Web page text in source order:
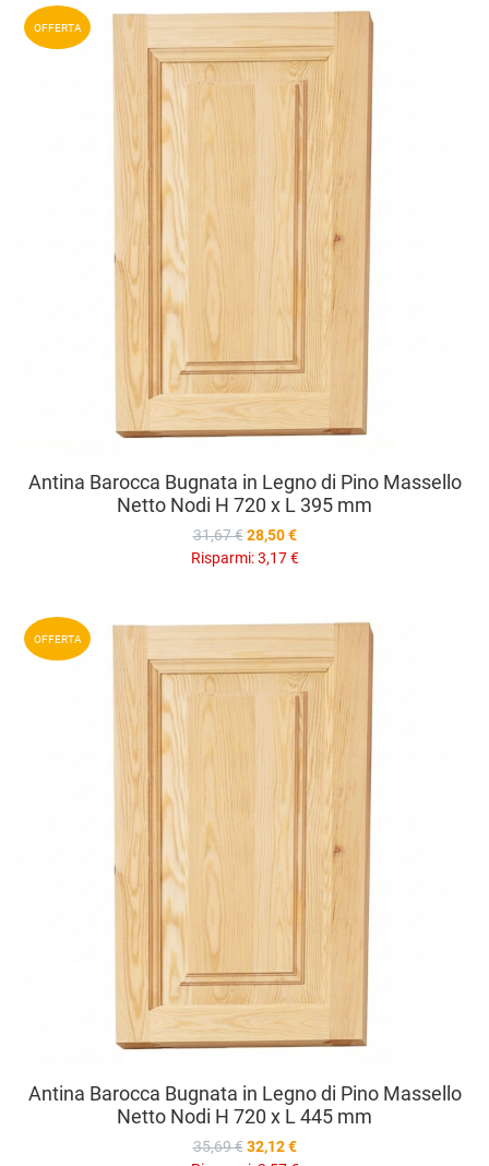
OFFERTA
Antina Barocca Bugnata in Legno di Pino Massello
Netto Nodi H 720 x L 395 mm
31,67 € 28,50 €
Risparmi:3,17 €
OFFERTA
Antina Barocca Bugnata in Legno di Pino Massello
Netto Nodi H 720 x L 445 mm
35,69 € 32,12 €